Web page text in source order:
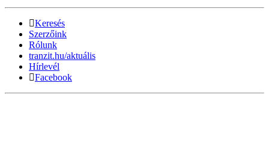
Keresés
Szerzőink
Rólunk
tranzit.hu/aktuális
Hírlevél
Facebook